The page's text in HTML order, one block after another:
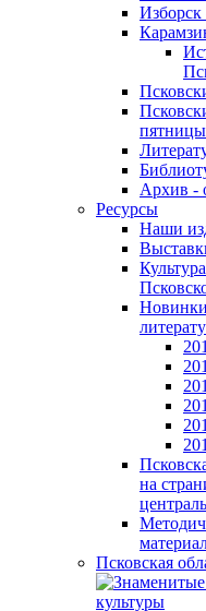
Изборск
Архив -
Ресурсы
Наши
Новинки
на
Псковская